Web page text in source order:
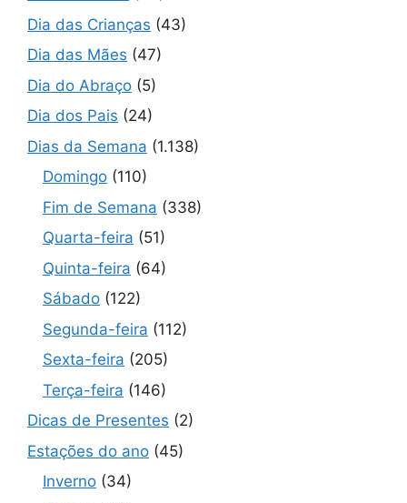
Dia das Crianças (43)
Dia das Mães (47)
Dia do Abraço (5)
Dia dos Pais (24)
Dias da Semana (1.138)
Domingo (110)
Fim de Semana (338)
Quarta-feira (51)
Quinta-feira (64)
Sábado (122)
Segunda-feira (112)
Sexta-feira (205)
Terça-feira (146)
Dicas de Presentes (2)
Estações do ano (45)
Inverno (34)